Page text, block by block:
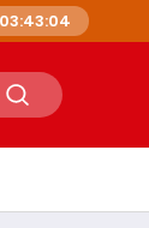
3 Farklı
03:43:05